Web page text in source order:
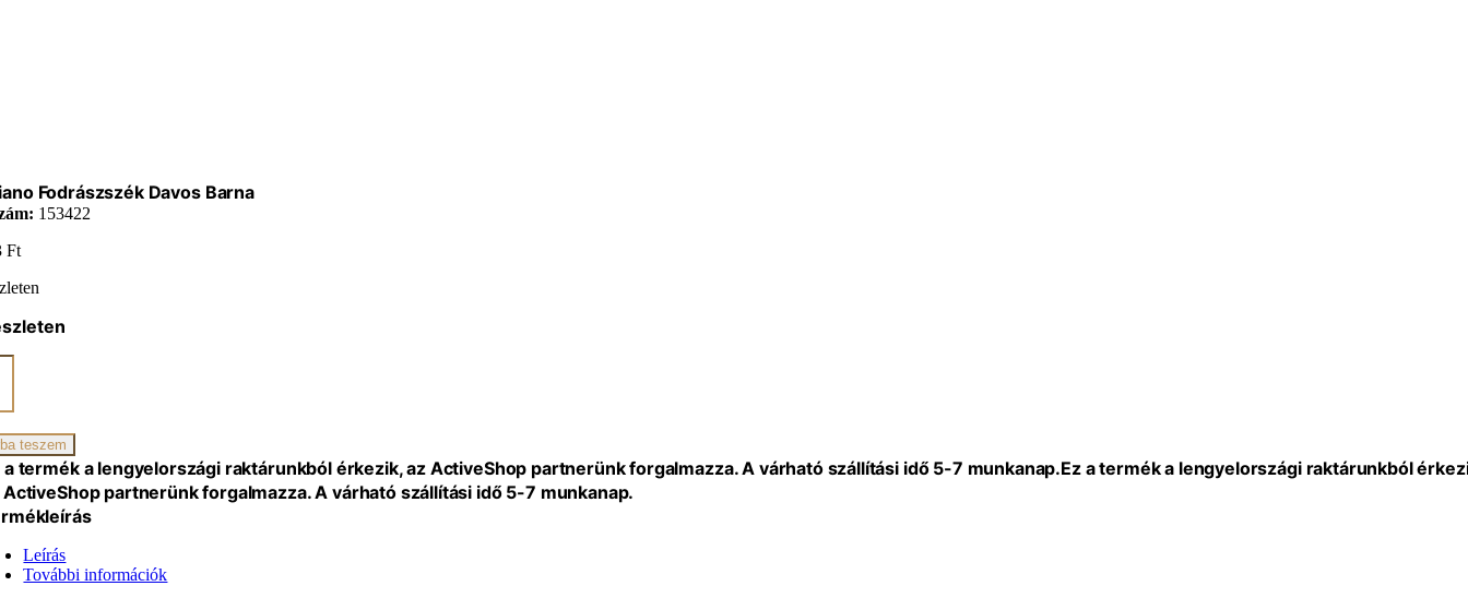
Fodrászszék Davos Barna
153422
Ft
teszem
a termék a lengyelországi raktárunkból érkezik, az ActiveShop partnerünk forgalmazza. A várható szállítási idő 5-7 munkanap.Ez a termék a lengyelországi raktárunkból
ActiveShop partnerünk forgalmazza. A várható szállítási idő 5-7 munkanap.
Leírás
További információk